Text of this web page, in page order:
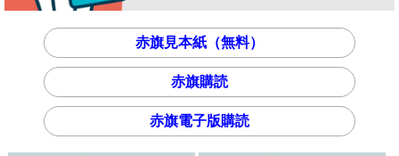
赤旗見本紙（無料）
赤旗購読
赤旗電子版購読